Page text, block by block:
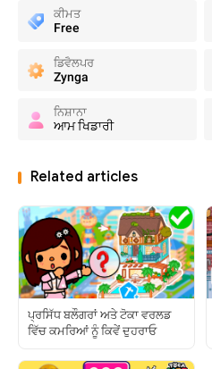
ਕੀਮਤ
Free
ਡਿਵੈਲਪਰ
Zynga
ਨਿਸ਼ਾਨਾ
ਆਮ ਖਿਡਾਰੀ
Related articles
ਪ੍ਰਸਿੱਧ ਬਲੌਗਰਾਂ ਅਤੇ ਟੋਕਾ ਵਰਲਡ
ਵਿੱਚ ਕਮਰਿਆਂ ਨੂੰ ਕਿਵੇਂ ਦੁਹਰਾਓ